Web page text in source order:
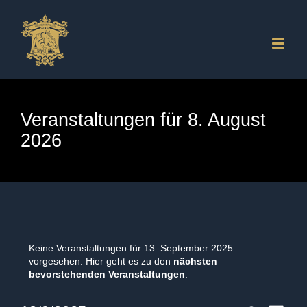
springen
Veranstaltungen für 8. August
2026
für
13.
Hinweis
Keine Veranstaltungen für 13. September 2025
vorgesehen. Hier geht es zu den nächsten
bevorstehenden Veranstaltungen